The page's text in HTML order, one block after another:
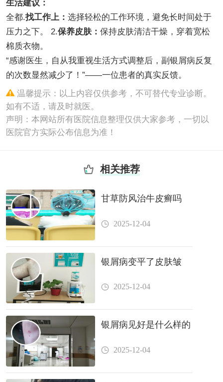
生活建议：
全都.找工作上： 选择轻松的工作环境，避免长时间处于
压力之下。 2.保养皮肤： 保持皮肤清洁干燥，穿着宽松
棉质衣物。
“感谢医生，自从我重视生活方式调整后，副银屑病反复
的次数显然减少了！”——一位患者的真实反馈。
温馨提示：以上内容仅供参考，不可替代专业诊断。
如有不适，请及时就医。
声明：本网站所有医院信息整理仅供大家参考，一切以
医院官方实际公布信息为准！
相关推荐
甘草防风治牛皮癣吗
2025-12-04
银屑病变平了皮肤皱
2025-12-04
银屑病见好是什么样的
2025-12-04